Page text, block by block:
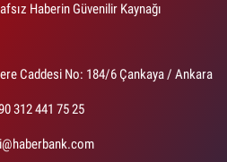
Haberin Güvenilir Kaynağı
Caddesi No: 184/6 Çankaya / Ankara
312 441 75 25